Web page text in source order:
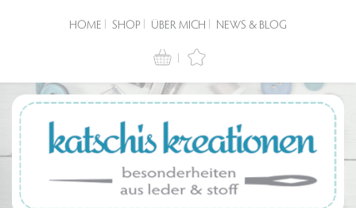
HOME SHOP ÜBER MICH NEWS & BLOG